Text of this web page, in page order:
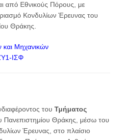
από Εθνικούς Πόρους, με
Κονδυλίων Έρευνας του
Θράκης.
Μηχανικών
ΙΣΦ
του Τμήματος
Πανεπιστημίου Θράκης, μέσω του
Έρευνας, στο πλαίσιο